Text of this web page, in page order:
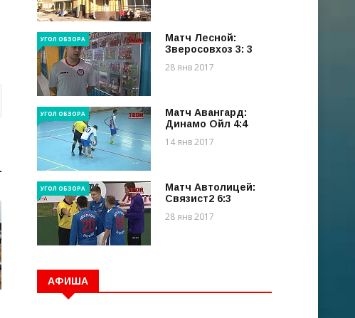
УГОЛ ОБЗОРА
Матч Лесной:
Зверосовхоз 3: 3
28 янв 2017
УГОЛ ОБЗОРА
Матч Авангард:
Динамо Ойл 4:4
14 янв 2017
УГОЛ ОБЗОРА
Матч Автолицей:
Связист2 6:3
28 янв 2017
АФИША